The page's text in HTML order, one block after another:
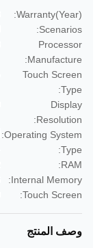
Warranty(Year):
Scenarios:
Processor
Manufacture:
Touch Screen
Type:
Display
Resolution:
Operating System:
Type:
RAM:
Internal Memory:
Touch Screen:
وصف المنتج